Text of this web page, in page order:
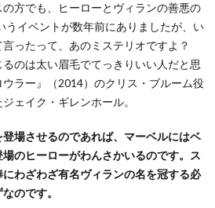
方でも、ヒーローとヴィランの善悪の
うイベントが数年前にありましたが、い
ったって、あのミステリオですよ？
るのは太い眉毛でてっきりいい人だと思
ラー』（2014）のクリス・ブルーム役
ェイク・ギレンホール。
場させるのであれば、マーベルにはベ
のヒーローがわんさかいるのです。ス
わざわざ有名ヴィランの名を冠する必
のです。